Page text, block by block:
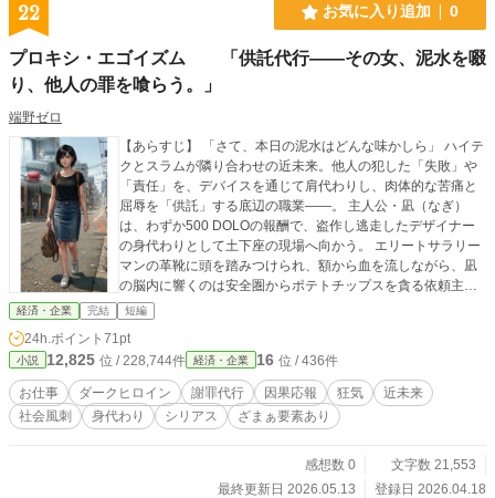
22 お気に入り追加 0
プロキシ・エゴイズム 「供託代行――その女、泥水を啜
り、他人の罪を喰らう。」
端野ゼロ
【あらすじ】 「さて、本日の泥水はどんな味かしら」 ハイテ
クとスラムが隣り合わせの近未来。他人の犯した「失敗」や
「責任」を、デバイスを通じて肩代わりし、肉体的な苦痛と
屈辱を「供託」する底辺の職業――。 主人公・凪（なぎ）
は、わずか500 DOLOの報酬で、盗作し逃走したデザイナー
の身代わりとして土下座の現場へ向かう。 エリートサラリー
マンの革靴に頭を踏みつけられ、額から血を流しながら、凪
の脳内に響くのは安全圏からポテトチップスを貪る依頼主の
咀嚼音。 システムのバグ、人間の醜悪な保身、そして安っぽ
い暴力。 社会の最底辺で、吐き気がするほどの悪意を「極上
のエンターテインメント」として味わい尽くす凪の狂気。
経済・企業 完結 短編
24h.ポイント 71pt
小説 12,825 位 / 228,744件 経済・企業 16 位 / 436件
お仕事 ダークヒロイン 謝罪代行 因果応報 狂気
近未来
社会風刺
身代わり シリアス ざまぁ要素あり
感想数 0
文字数 21,553
最終更新日 2026.05.13
登録日 2026.04.18